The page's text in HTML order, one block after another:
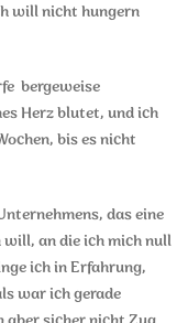
will nicht hungern
bergeweise
Herz blutet, und ich
bis es nicht
das eine
will, an die ich mich null
ich in Erfahrung,
war ich gerade